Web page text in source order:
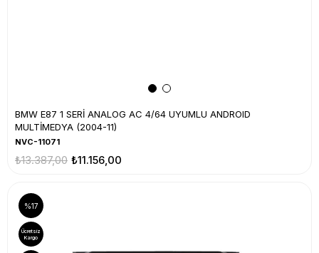
BMW E87 1 SERİ ANALOG AC 4/64 UYUMLU ANDROID
MULTİMEDYA (2004-11)
NVC-11071
₺11.156,00
₺13.387,00
%17
Ücretsiz
Kargo